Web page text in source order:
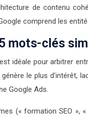
de contenu
comprend les
mots-clés
idéale pour arbitrer
le plus
Google Ads.
formation SEO », «